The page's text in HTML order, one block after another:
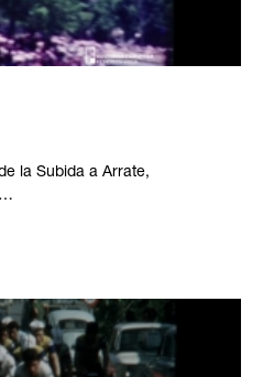
la Subida a Arrate,
…